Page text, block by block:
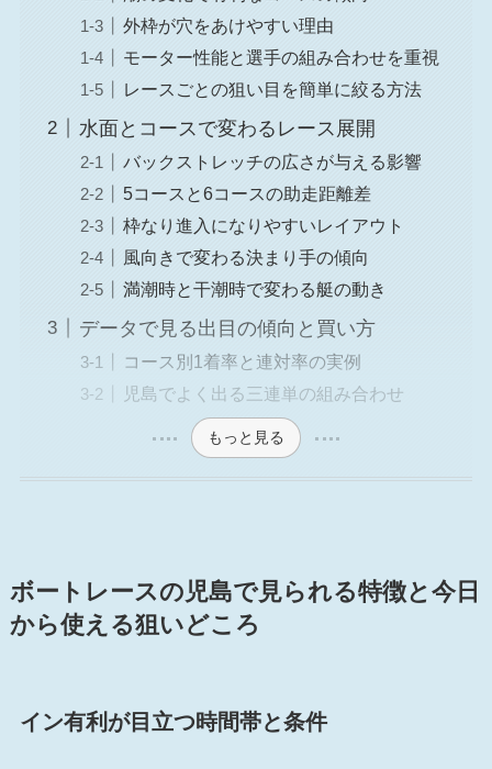
外枠が穴をあけやすい理由
モーター性能と選手の組み合わせを重視
レースごとの狙い目を簡単に絞る方法
水面とコースで変わるレース展開
バックストレッチの広さが与える影響
5コースと6コースの助走距離差
枠なり進入になりやすいレイアウト
風向きで変わる決まり手の傾向
満潮時と干潮時で変わる艇の動き
データで見る出目の傾向と買い方
コース別1着率と連対率の実例
児島でよく出る三連単の組み合わせ
もっと見る
ボートレースの児島で見られる特徴と今日
から使える狙いどころ
イン有利が目立つ時間帯と条件